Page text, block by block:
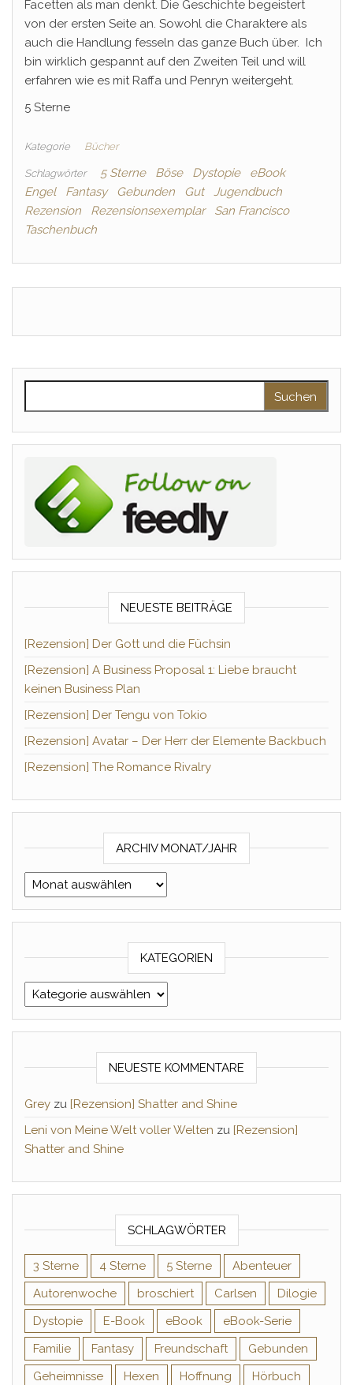
Facetten als man denkt. Die Geschichte begeistert
von der ersten Seite an. Sowohl die Charaktere als
auch die Handlung fesseln das ganze Buch über. Ich
bin wirklich gespannt auf den Zweiten Teil und will
erfahren wie es mit Raffa und Penryn weitergeht.
5 Sterne
Kategorie Bücher
Schlagwörter 5 Sterne Böse Dystopie
eBook
Engel
Fantasy Gebunden Gut
Jugendbuch
Rezension
Rezensionsexemplar
San Francisco
Taschenbuch
NEUESTE BEITRÄGE
[Rezension] Der Gott und die Füchsin
[Rezension] A Business Proposal 1: Liebe braucht
keinen Business Plan
[Rezension] Der Tengu von Tokio
[Rezension] Avatar – Der Herr der Elemente Backbuch
[Rezension] The Romance Rivalry
ARCHIV MONAT/JAHR
Archiv Monat/Jahr
KATEGORIEN
Kategorien
NEUESTE KOMMENTARE
Grey zu [Rezension] Shatter and Shine
Leni von Meine Welt voller Welten zu [Rezension]
Shatter and Shine
SCHLAGWÖRTER
3 Sterne 4 Sterne 5 Sterne
Abenteuer
Autorenwoche
broschiert Carlsen
Dilogie
Dystopie
E-Book eBook
eBook-Serie
Familie
Fantasy Freundschaft
Gebunden
Geheimnisse
Hexen Hoffnung
Hörbuch